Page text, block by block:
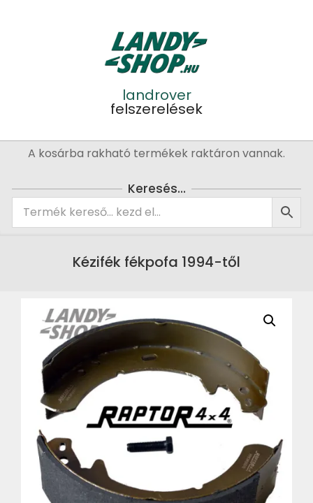
landrover
felszerelések
PrimaryA kosárba rakható termékek raktáron vannak.
Keresés…
Kézifék fékpofa 1994-től